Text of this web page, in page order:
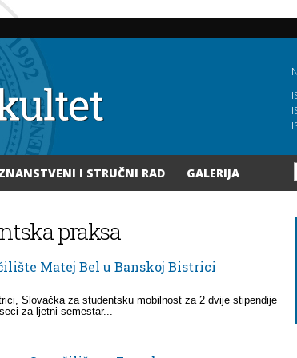
glavni
I STRUČNI RAD GALERIJA
praksa
Matej Bel u Banskoj Bistrici
Slovačka za studentsku mobilnost za 2 dvije stipendije
za ljetni semestar...